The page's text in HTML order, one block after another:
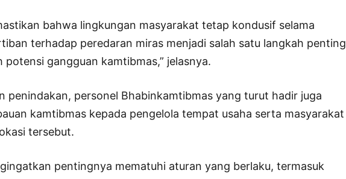
bahwa lingkungan masyarakat tetap kondusif selama
terhadap peredaran miras menjadi salah satu langkah penting
potensi gangguan kamtibmas,” jelasnya.
penindakan, personel Bhabinkamtibmas yang turut hadir juga
kamtibmas kepada pengelola tempat usaha serta masyarakat
tersebut.
pentingnya mematuhi aturan yang berlaku, termasuk